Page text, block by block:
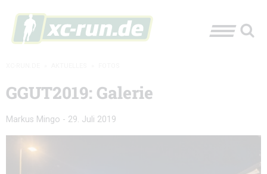
GGUT2019: Galerie
Markus Mingo - 29. Juli 2019